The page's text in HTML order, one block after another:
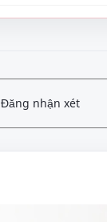
Đăng nhận xét